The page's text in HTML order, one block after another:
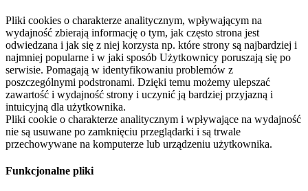
Pliki cookies o charakterze analitycznym, wpływającym na
wydajność zbierają informację o tym, jak często strona jest
odwiedzana i jak się z niej korzysta np. które strony są najbardziej i
najmniej popularne i w jaki sposób Użytkownicy poruszają się po
serwisie. Pomagają w identyfikowaniu problemów z
poszczególnymi podstronami. Dzięki temu możemy ulepszać
zawartość i wydajność strony i uczynić ją bardziej przyjazną i
intuicyjną dla użytkownika.
Pliki cookie o charakterze analitycznym i wpływające na wydajność
nie są usuwane po zamknięciu przeglądarki i są trwale
przechowywane na komputerze lub urządzeniu użytkownika.
Funkcjonalne pliki